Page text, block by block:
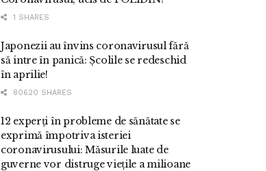
1 SHARES
Japonezii au învins coronavirusul fără
să intre în panică: Școlile se redeschid
în aprilie!
80620 SHARES
12 experți în probleme de sănătate se
exprimă împotriva isteriei
coronavirusului: Măsurile luate de
guverne vor distruge viețile a milioane